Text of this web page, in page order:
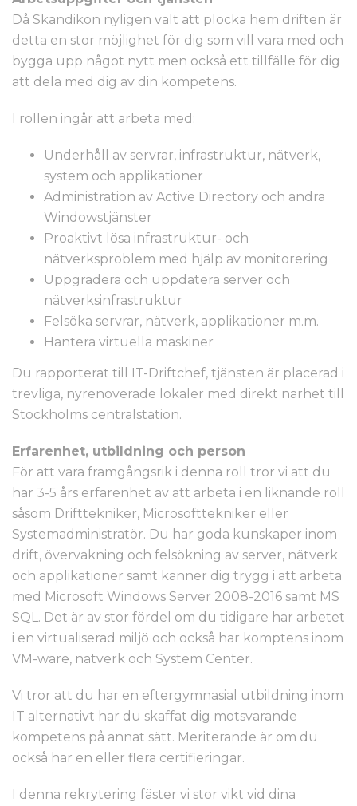
Då Skandikon nyligen valt att plocka hem driften är
detta en stor möjlighet för dig som vill vara med och
bygga upp något nytt men också ett tillfälle för dig
att dela med dig av din kompetens.
I rollen ingår att arbeta med:
Underhåll av servrar, infrastruktur, nätverk,
system och applikationer
Administration av Active Directory och andra
Windowstjänster
Proaktivt lösa infrastruktur- och
nätverksproblem med hjälp av monitorering
Uppgradera och uppdatera server och
nätverksinfrastruktur
Felsöka servrar, nätverk, applikationer m.m.
Hantera virtuella maskiner
Du rapporterat till IT-Driftchef, tjänsten är placerad i
trevliga, nyrenoverade lokaler med direkt närhet till
Stockholms centralstation.
Erfarenhet, utbildning och person
För att vara framgångsrik i denna roll tror vi att du
har 3-5 års erfarenhet av att arbeta i en liknande roll
såsom Drifttekniker, Microsofttekniker eller
Systemadministratör. Du har goda kunskaper inom
drift, övervakning och felsökning av server, nätverk
och applikationer samt känner dig trygg i att arbeta
med Microsoft Windows Server 2008-2016 samt MS
SQL. Det är av stor fördel om du tidigare har arbetet
i en virtualiserad miljö och också har komptens inom
VM-ware, nätverk och System Center.
Vi tror att du har en eftergymnasial utbildning inom
IT alternativt har du skaffat dig motsvarande
kompetens på annat sätt. Meriterande är om du
också har en eller flera certifieringar.
I denna rekrytering fäster vi stor vikt vid dina